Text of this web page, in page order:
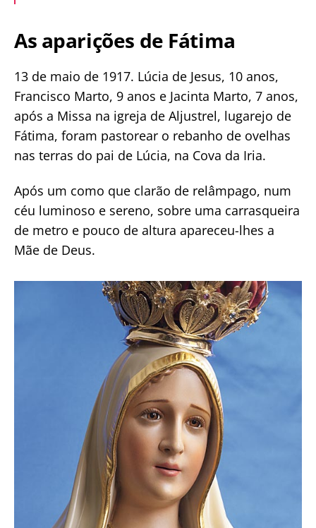
As aparições de Fátima
13 de maio de 1917. Lúcia de Jesus, 10 anos,
Francisco Marto, 9 anos e Jacinta Marto, 7 anos,
após a Missa na igreja de Aljustrel, lugarejo de
Fátima, foram pastorear o rebanho de ovelhas
nas terras do pai de Lúcia, na Cova da Iria.
Após um como que clarão de relâmpago, num
céu luminoso e sereno, sobre uma carrasqueira
de metro e pouco de altura apareceu-lhes a
Mãe de Deus.